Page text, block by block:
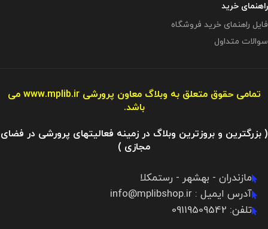
راهنمای خرید
فایل راهنمای خرید فروشگاه
سوالات متداول
تمامی حقوق متعلق به وبلاگ معاون پرورشیwww.mplib.ir می
باشد.
( بزرگترین و بروزترین وبلاگ در زمینه فعالیتهای پرورشی در فضای
مجازی )
مازندران - بهشهر - رستمکلا
آدرس ایمیل : info@mplibshop.ir
تلفن: 09119509542​